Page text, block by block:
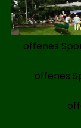
offenes
offenes